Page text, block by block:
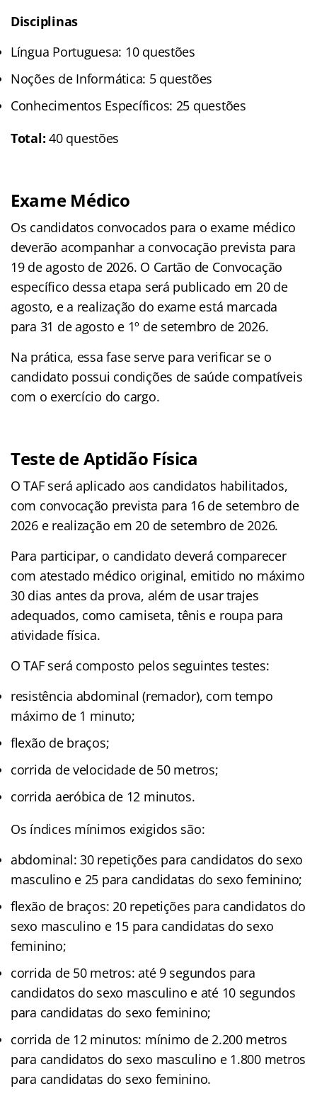
Disciplinas
Língua Portuguesa: 10 questões
Noções de Informática: 5 questões
Conhecimentos Específicos: 25 questões
Total: 40 questões
Exame Médico
Os candidatos convocados para o exame médico
deverão acompanhar a convocação prevista para
19 de agosto de 2026. O Cartão de Convocação
específico dessa etapa será publicado em 20 de
agosto, e a realização do exame está marcada
para 31 de agosto e 1º de setembro de 2026.
Na prática, essa fase serve para verificar se o
candidato possui condições de saúde compatíveis
com o exercício do cargo.
Teste de Aptidão Física
O TAF será aplicado aos candidatos habilitados,
com convocação prevista para 16 de setembro de
2026 e realização em 20 de setembro de 2026.
Para participar, o candidato deverá comparecer
com atestado médico original, emitido no máximo
30 dias antes da prova, além de usar trajes
adequados, como camiseta, tênis e roupa para
atividade física.
O TAF será composto pelos seguintes testes:
resistência abdominal (remador), com tempo
máximo de 1 minuto;
flexão de braços;
corrida de velocidade de 50 metros;
corrida aeróbica de 12 minutos.
Os índices mínimos exigidos são:
abdominal: 30 repetições para candidatos do sexo
masculino e 25 para candidatas do sexo feminino;
flexão de braços: 20 repetições para candidatos do
sexo masculino e 15 para candidatas do sexo
feminino;
corrida de 50 metros: até 9 segundos para
candidatos do sexo masculino e até 10 segundos
para candidatas do sexo feminino;
corrida de 12 minutos: mínimo de 2.200 metros
para candidatos do sexo masculino e 1.800 metros
para candidatas do sexo feminino.